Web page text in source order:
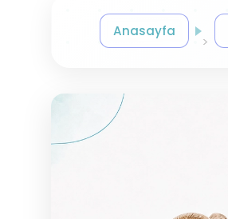
Anasayfa